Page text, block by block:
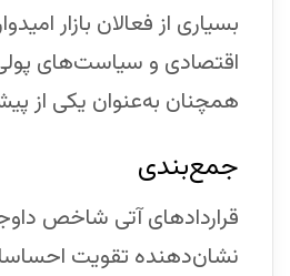
بسیاری از فعالان بازار
اقتصادی و سیاست‌های
همچنان به‌عنوان یکی از
جمع‌بندی
قراردادهای آتی شاخص
نشان‌دهنده تقویت